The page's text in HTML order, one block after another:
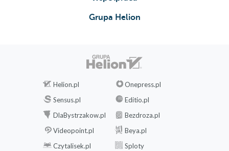
Grupa Helion
Helion.pl
Onepress.pl
Sensus.pl
Editio.pl
DlaBystrzakow.pl
Bezdroza.pl
Videopoint.pl
Beya.pl
Czytalisek.pl
Sploty